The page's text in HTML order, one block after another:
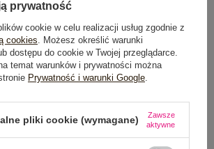
prywatność
cookie w celu realizacji usług zgodnie z
cookies. Możesz określić warunki
dostępu do cookie w Twojej przeglądarce.
temat warunków i prywatności można
Prywatność i warunki Google.
pliki cookie (wymagane)
Zawsze
aktywne